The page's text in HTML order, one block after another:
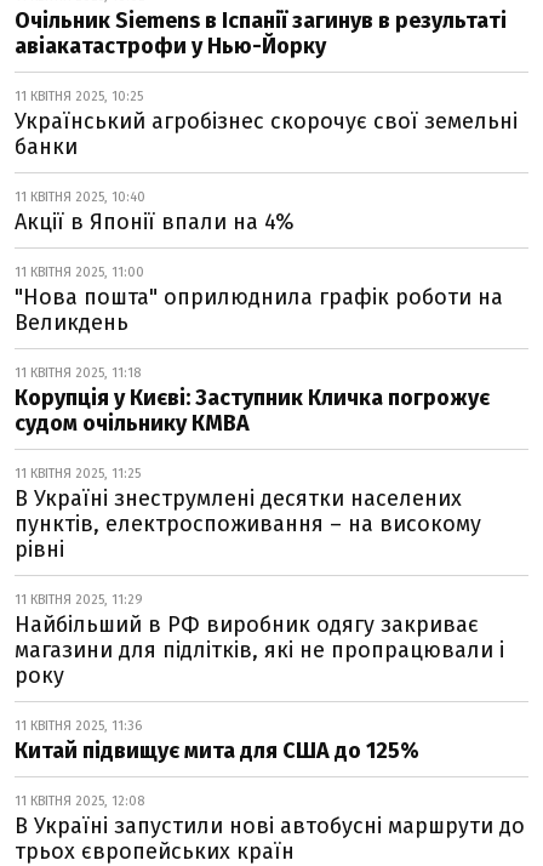
Очільник Siemens в Іспанії загинув в результаті
авіакатастрофи у Нью-Йорку
11 КВІТНЯ 2025, 10:25
Український агробізнес скорочує свої земельні
банки
11 КВІТНЯ 2025, 10:40
Акції в Японії впали на 4%
11 КВІТНЯ 2025, 11:00
"Нова пошта" оприлюднила графік роботи на
Великдень
11 КВІТНЯ 2025, 11:18
Корупція у Києві: Заступник Кличка погрожує
судом очільнику КМВА
11 КВІТНЯ 2025, 11:25
В Україні знеструмлені десятки населених
пунктів, електроспоживання – на високому
рівні
11 КВІТНЯ 2025, 11:29
Найбільший в РФ виробник одягу закриває
магазини для підлітків, які не пропрацювали і
року
11 КВІТНЯ 2025, 11:36
Китай підвищує мита для США до 125%
11 КВІТНЯ 2025, 12:08
В Україні запустили нові автобусні маршрути до
трьох європейських країн